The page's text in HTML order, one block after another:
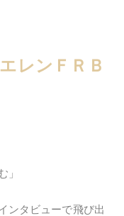
レンＦＲＢ
」
ンタビューで飛び出